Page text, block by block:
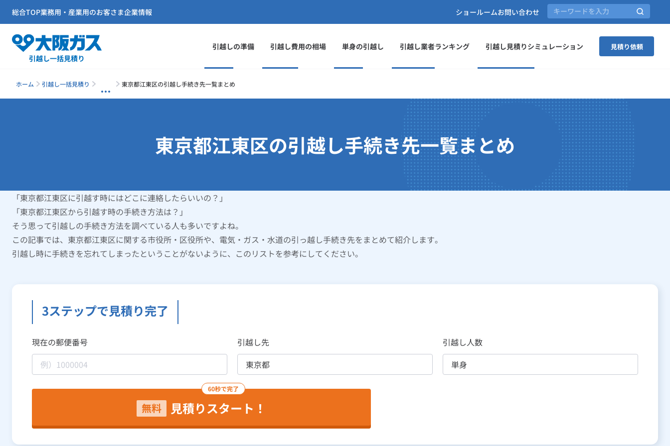
引越し一括見積り
引越しの準備 引越し費用の相場 単身の引越し 引越し業者ランキング 引越し見積りシミュレーション 見積り依頼
総合TOP業務用・産業用のお客さま企業情報 ショールームお問い合わせ
ホーム 引越し一括見積り 東京都江東区の引越し手続き先一覧まとめ
東京都江東区の引越し手続き先一覧まとめ
「東京都江東区に引越す時にはどこに連絡したらいいの？」
「東京都江東区から引越す時の手続き方法は？」
そう思って引越しの手続き方法を調べている人も多いですよね。
この記事では、東京都江東区に関する市役所・区役所や、電気・ガス・水道の引っ越し手続き先をまとめて紹介します。
引越し時に手続きを忘れてしまったということがないように、このリストを参考にしてください。
3ステップで見積り完了
現在の郵便番号 引越し先 引越し人数
60秒で完了
無料 見積りスタート！